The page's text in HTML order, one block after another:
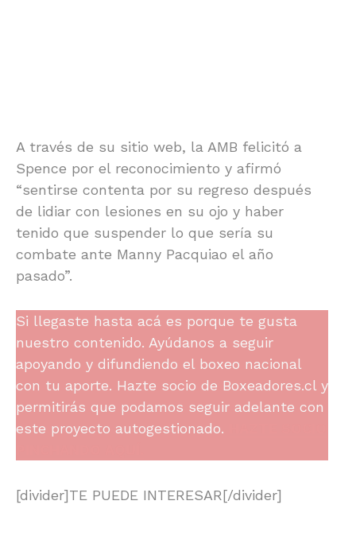
A través de su sitio web, la AMB felicitó a
Spence por el reconocimiento y afirmó
“sentirse contenta por su regreso después
de lidiar con lesiones en su ojo y haber
tenido que suspender lo que sería su
combate ante Manny Pacquiao el año
pasado”.
Si llegaste hasta acá es porque te gusta
nuestro contenido. Ayúdanos a seguir
apoyando y difundiendo el boxeo nacional
con tu aporte. Hazte socio de Boxeadores.cl y
permitirás que podamos seguir adelante con
este proyecto autogestionado.
[divider]TE PUEDE INTERESAR[/divider]